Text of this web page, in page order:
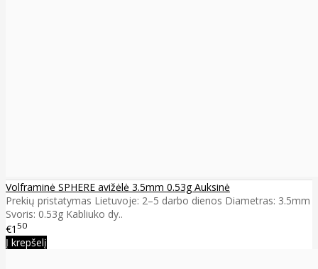
Volframinė SPHERE avižėlė 3.5mm 0.53g Auksinė
Prekių pristatymas Lietuvoje: 2–5 darbo dienos Diametras: 3.5mm
Svoris: 0.53g Kabliuko dy..
€1 50
Į krepšelį